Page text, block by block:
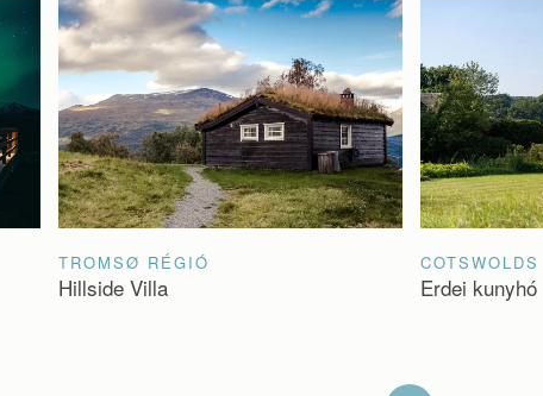
TROMSØ RÉGIÓ
Hillside Villa
COTSWOLDS
Erdei kunyhó